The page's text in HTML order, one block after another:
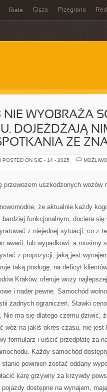
Biała Cisza Przegrana
NIE WYOBRAŻA
DOJEŻDŻAJĄ
ZE
POSTED ON SIE - 14 - 2025
przewozem uszkodzonych wozów
że aktualnie każdy
bardziej funkcjonalnym, dociera
z niejednej sytuacji, co z
awarii, lub wypadkowi, a musimy
z propozycji, jaką jest
taką posługę, na deficyt
Kraków, oferuje wozy
i nader pewne. Samochód
żadnych ograniczeń. Stawki
Nie ma się dlatego czemu dziwić,
wóz na jakiś okres czasu, nie jest
formularz i uiścić przedpłatę za
Każdy samochód
powinien zostać oddany
karę grzywny za krzywdy
dostępne na wynajem,